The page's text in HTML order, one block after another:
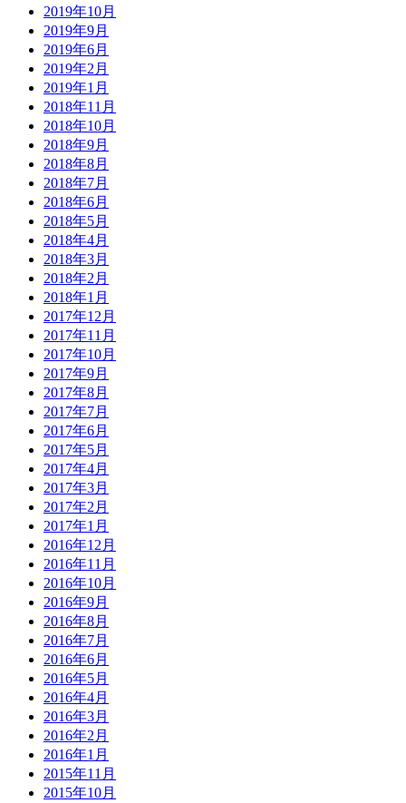
2019年10月
2019年9月
2019年6月
2019年2月
2019年1月
2018年11月
2018年10月
2018年9月
2018年8月
2018年7月
2018年6月
2018年5月
2018年4月
2018年3月
2018年2月
2018年1月
2017年12月
2017年11月
2017年10月
2017年9月
2017年8月
2017年7月
2017年6月
2017年5月
2017年4月
2017年3月
2017年2月
2017年1月
2016年12月
2016年11月
2016年10月
2016年9月
2016年8月
2016年7月
2016年6月
2016年5月
2016年4月
2016年3月
2016年2月
2016年1月
2015年11月
2015年10月